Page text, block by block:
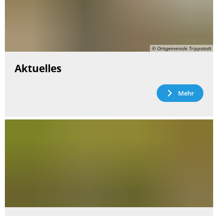
© Ortsgemeinde Trippstadt
Aktuelles
Mehr